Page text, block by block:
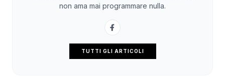
non ama mai programmare nulla.
TUTTI GLI ARTICOLI